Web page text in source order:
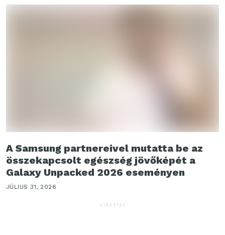
A Samsung partnereivel mutatta be az
összekapcsolt egészség jövőképét a
Galaxy Unpacked 2026 eseményen
JÚLIUS 31, 2026
HIRDETÉS